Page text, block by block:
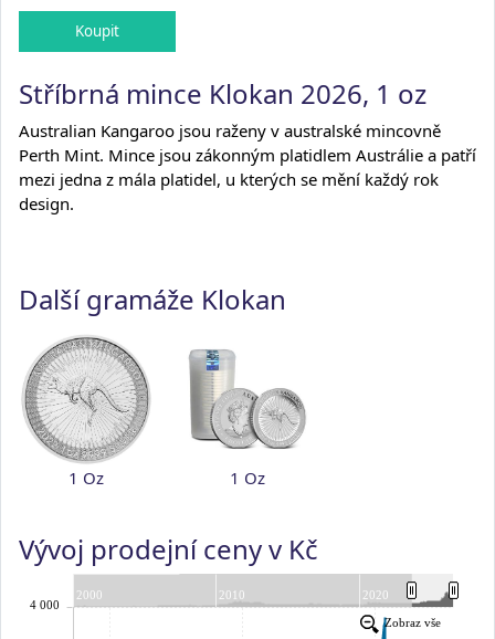
Stříbrná mince Klokan 2026, 1 oz
Australian Kangaroo jsou raženy v australské mincovně
Perth Mint. Mince jsou zákonným platidlem Austrálie a patří
mezi jedna z mála platidel, u kterých se mění každý rok
design.
Další gramáže Klokan
1 Oz 1 Oz
Vývoj prodejní ceny v Kč